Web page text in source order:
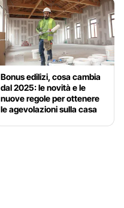
Bonus edilizi, cosa cambia
dal 2025: le novità e le
nuove regole per ottenere
le agevolazioni sulla casa